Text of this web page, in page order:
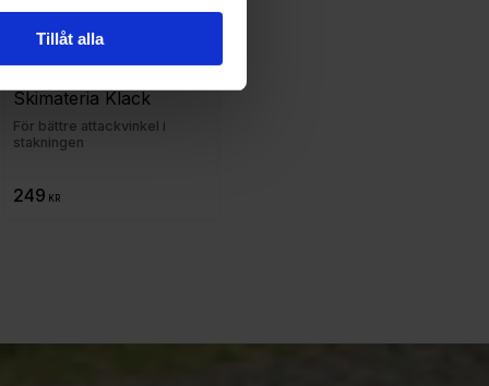
Tillåt alla
Skimateria Klack
För bättre attackvinkel i
stakningen
249 KR